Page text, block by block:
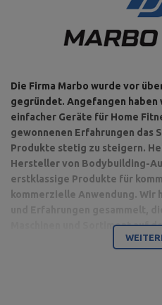
Die Firma Marbo wurde vor
gegründet. Angefangen
einfacher Geräte für Home
gewonnenen Erfahrungen das
Produkte stetig zu steigern.
Hersteller von Bodybuilding-
erstklassige Produkte für
kommerzielle Anwendung. Wir
Maschinen und Sortiment auf